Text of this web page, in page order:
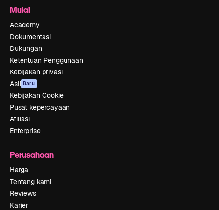
Mulai
Academy
Dokumentasi
Dukungan
Ketentuan Penggunaan
Kebijakan privasi
Asli Baru
Kebijakan Cookie
Pusat kepercayaan
Afiliasi
Enterprise
Perusahaan
Harga
Tentang kami
Reviews
Karier